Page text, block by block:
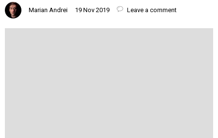
Marian Andrei 19 Nov 2019 Leave a comment